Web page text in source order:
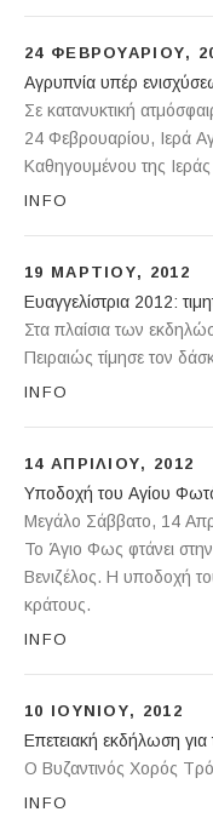
24 ΦΕΒΡΟΥΑΡΊΟΥ,
Αγρυπνία υπέρ
Αγίου Δημητρίου του
Σε κατανυκτική
24 Φεβρουαρίου, Ιερά
Καθηγουμένου της
INFO
19 ΜΑΡΤΊΟΥ, 2012
Ευαγγελίστρια 2012:
Μητροπολη Πειραιως
Στα πλαίσια των
Πειραιώς τίμησε τον
INFO
14 ΑΠΡΙΛΊΟΥ, 2012
Υποδοχή του Αγίου
Αεροδρόμιο
Μεγάλο Σάββατο, 14
Το Άγιο Φως φτάνει
Βενιζέλος. Η υποδοχή
κράτους.
INFO
10 ΙΟΥΝΊΟΥ, 2012
Επετειακή εκδήλωση
Ιερός ναός
Ο Βυζαντινός Χορός
INFO